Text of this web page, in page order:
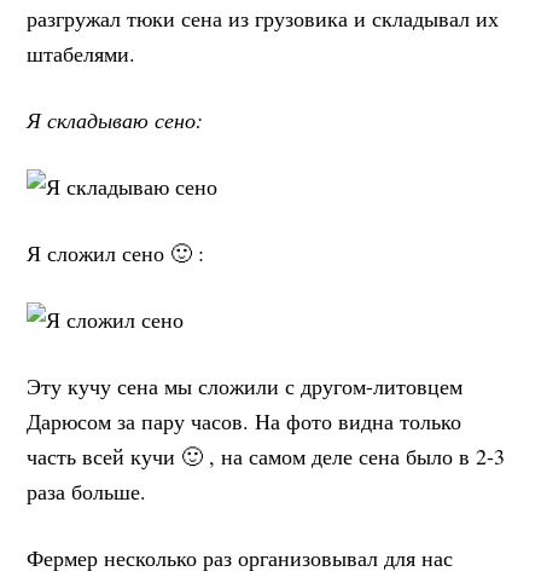
разгружал тюки сена из грузовика и складывал их
штабелями.
Я складываю сено:
Я сложил сено 🙂 :
Эту кучу сена мы сложили с другом-литовцем
Дарюсом за пару часов. На фото видна только
часть всей кучи 🙂 , на самом деле сена было в 2-3
раза больше.
Фермер несколько раз организовывал для нас